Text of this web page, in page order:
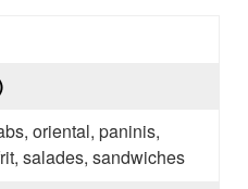
oriental, paninis,
salades, sandwiches